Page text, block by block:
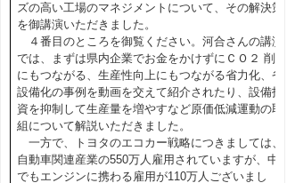
ズの高い工場のマネジメントについて、その解決策
を御講演いただきました。
４番目のところを御覧ください。河合さんの講演
では、まずは県内企業でお金をかけずにＣＯ２ 削減
にもつながる、生産性向上にもつながる省力化、省
設備化の事例を動画を交えて紹介されたり、設備投
資を抑制して生産量を増やすなど原価低減運動の取
組について解説いただきました。
一方で、トヨタのエコカー戦略につきましては、
自動車関連産業の550万人雇用されていますが、中
でもエンジンに携わる雇用が110万人ございまし